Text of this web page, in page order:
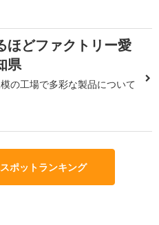
ほどファクトリー愛
県
の工場で多彩な製品について
ポットランキング